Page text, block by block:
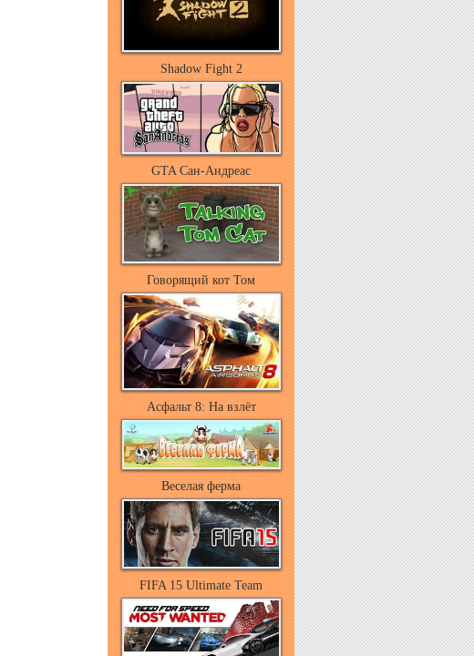
Shadow Fight 2
GTA Сан-Андреас
Говорящий кот Том
Асфальт 8: На взлёт
Веселая ферма
FIFA 15 Ultimate Team